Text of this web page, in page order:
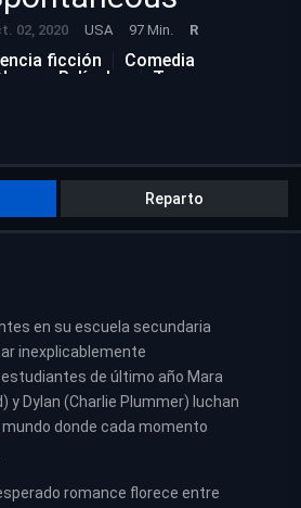
02, 2020 USA 97 Min. R
ficción
Comedia
Películas
Terror
Reparto
en su escuela secundaria
inexplicablemente
de último año Mara
y Dylan (Charlie Plummer) luchan
donde cada momento
romance florece entre